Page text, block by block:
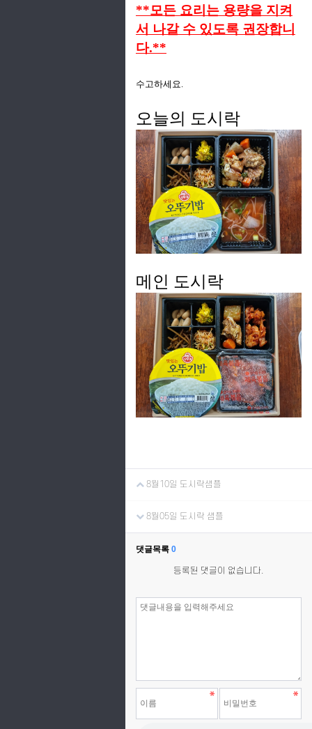
**모든 요리는 용량을 지켜
서 나갈 수 있도록 권장합니
다.**
수고하세요.
오늘의 도시락
메인 도시락
8월10일 도시락샘플
8월05일 도시락 샘플
댓글목록 0
등록된 댓글이 없습니다.